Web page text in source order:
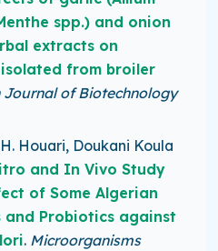
spp.) and onion
extracts on
from broiler
Journal of Biotechnology
Houari, Doukani Koula
and In Vivo Study
of Some Algerian
and Probiotics against
. Microorganisms